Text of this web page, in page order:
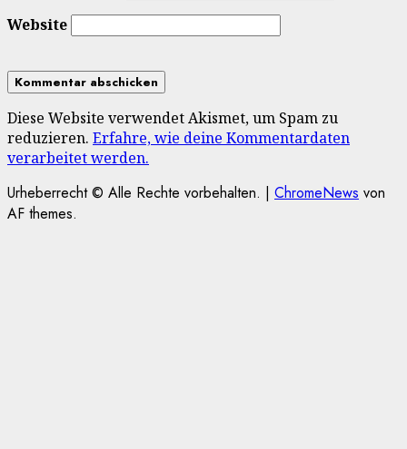
Website
Diese Website verwendet Akismet, um Spam zu
reduzieren. Erfahre, wie deine Kommentardaten
verarbeitet werden.
Urheberrecht © Alle Rechte vorbehalten. | ChromeNews von
AF themes.